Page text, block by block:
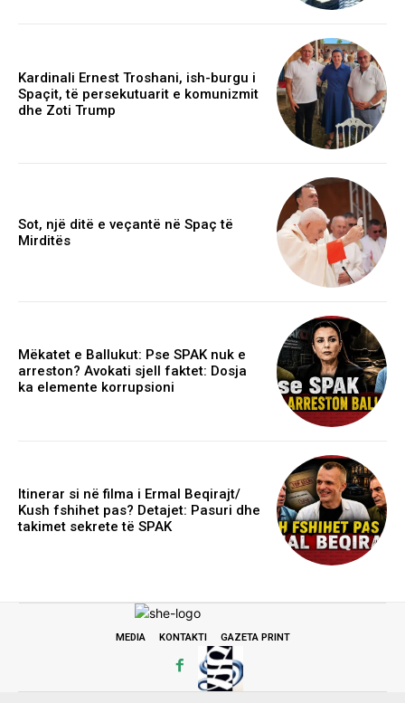
Kardinali Ernest Troshani, ish-burgu i
Spaçit, të persekutuarit e komunizmit
dhe Zoti Trump
Sot, një ditë e veçantë në Spaç të
Mirditës
Mëkatet e Ballukut: Pse SPAK nuk e
arreston? Avokati sjell faktet: Dosja
ka elemente korrupsioni
Itinerar si në filma i Ermal Beqirajt/
Kush fshihet pas? Detajet: Pasuri dhe
takimet sekrete të SPAK
MEDIA KONTAKTI GAZETA PRINT